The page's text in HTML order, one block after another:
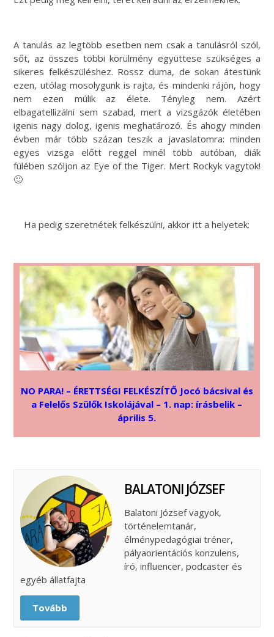
A tanulás az legtöbb esetben nem csak a tanulásról szól,
sőt, az összes többi körülmény együttese szükséges a
sikeres felkészüléshez. Rossz duma, de sokan átestünk
ezen, utólag mosolygunk is rajta, és mindenki rájön, hogy
nem ezen múlik az élete. Tényleg nem. Azért
elbagatellizálni sem szabad, mert a vizsgázók életében
igenis nagy dolog, igenis meghatározó. És ahogy minden
évben már több százan teszik a javaslatomra: minden
egyes vizsga előtt reggel minél több autóban, diák
fülében szóljon az Eye of the Tiger. Mert Rockyk vagytok!
🙂
Ha pedig szeretnétek felkészülni, akkor itt a helyetek:
NO PARA! – ÉRETTSÉGI FELKÉSZÍTŐ Jocó bácsival és
a Felelős Szülők Iskolájával – 1. nap: írásbelik –
április 5.
BALATONI JÓZSEF
Balatoni József vagyok,
történelemtanár,
élménypedagógiai tréner,
pályaorientációs konzulens,
író, influencer, podcaster és
egyéb állatfajta
Tovább